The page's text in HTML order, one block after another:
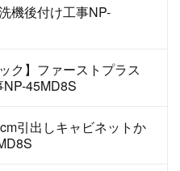
機後付け工事NP-
ク】ファーストプラス
45MD8S
引出しキャビネットか